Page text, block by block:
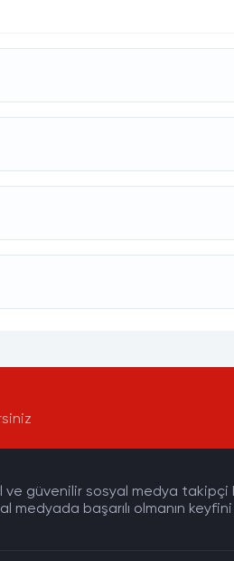
güvenilir sosyal medya takipçi
medyada başarılı olmanın keyfini